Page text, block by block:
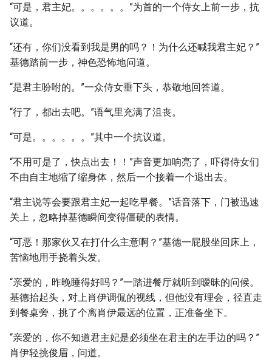
“可是，君主妃。。。。。。”为首的一个侍女上前一步，抗
议道。
“还有，你们没看到我是男的吗？！为什么还喊我君主妃？”
基德踏前一步，神色恐怖地问道。
“是君主吩咐的。”一众侍女垂下头，恭敬地回答道。
“行了，都出去吧。”语气里充满了沮丧。
“可是。。。。。。”其中一个抗议道。
“不用可是了，快点出去！！”声音更加响亮了，吓得侍女们
不由自主地缩了缩身体，然后一个接着一个退出去。
“君主说等会要跟君主妃一起吃早餐。”话音落下，门被迅速
关上，忽略掉基德瞬间变得僵硬的表情。
“可恶！那家伙又在打什么主意啊？”基德一屁股坐回床上，
苦恼地用手挠着头发。
“亲爱的，昨晚睡得好吗？”一踏进餐厅就听到暧昧的问候。
基德抬起头，对上肖伊调侃的视线，但他没有理会，径直走
到餐桌旁，挑了个离肖伊最远的位置，正准备坐下。
“亲爱的，你不知道君主妃是必须坐在君主的左手边的吗？”
肖伊轻挑俊眉，问道。